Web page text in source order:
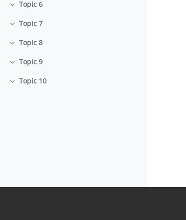
Einklappen
Topic 6
Einklappen
Topic 7
Einklappen
Topic 8
Einklappen
Topic 9
Einklappen
Topic 10